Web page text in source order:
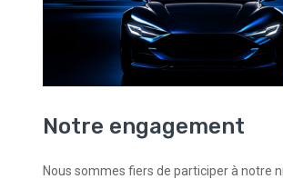
Notre engagement
Nous sommes fiers de participer à notre